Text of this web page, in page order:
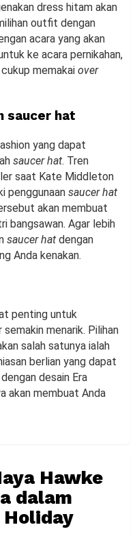
dress hitam akan
outfit dengan
acara yang akan
ke acara pernikahan,
cukup memakai over
saucer hat
yang dapat
saucer hat. Tren
saat Kate Middleton
penggunaan saucer hat
akan membuat
bangsawan. Agar lebih
saucer hat dengan
Anda kenakan.
penting untuk
menarik. Pilihan
salah satunya ialah
berlian yang dapat
desain Era
akan membuat Anda
Hawke
dalam
Holiday